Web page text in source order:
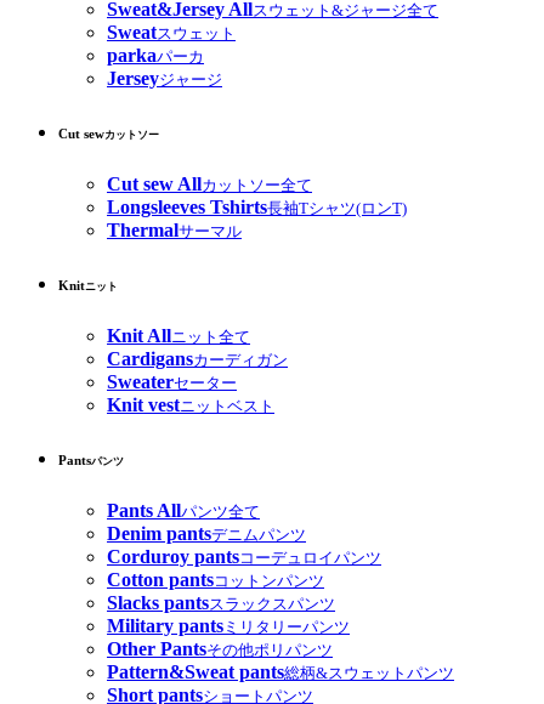
Sweat&Jersey Allスウェット&ジャージ全て
Sweatスウェット
parkaパーカ
Jerseyジャージ
Cut sewカットソー
Cut sew Allカットソー全て
Longsleeves Tshirts長袖Tシャツ(ロンT)
Thermalサーマル
Knitニット
Knit Allニット全て
Cardigansカーディガン
Sweaterセーター
Knit vestニットベスト
Pantsパンツ
Pants Allパンツ全て
Denim pantsデニムパンツ
Corduroy pantsコーデュロイパンツ
Cotton pantsコットンパンツ
Slacks pantsスラックスパンツ
Military pants ミリタリーパンツ
Other Pantsその他ポリパンツ
Pattern&Sweat pants総柄&スウェットパンツ
Short pantsショートパンツ